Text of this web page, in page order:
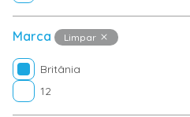
Marca Limpar
Britânia
12